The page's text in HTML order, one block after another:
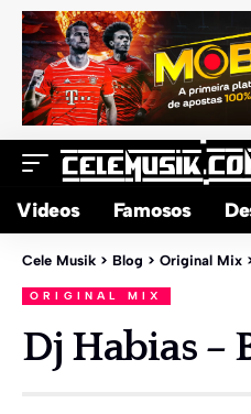
Videos Famosos
Cele Musik > Blog > Original Mix
ORIGINAL MIX
Dj Habias –